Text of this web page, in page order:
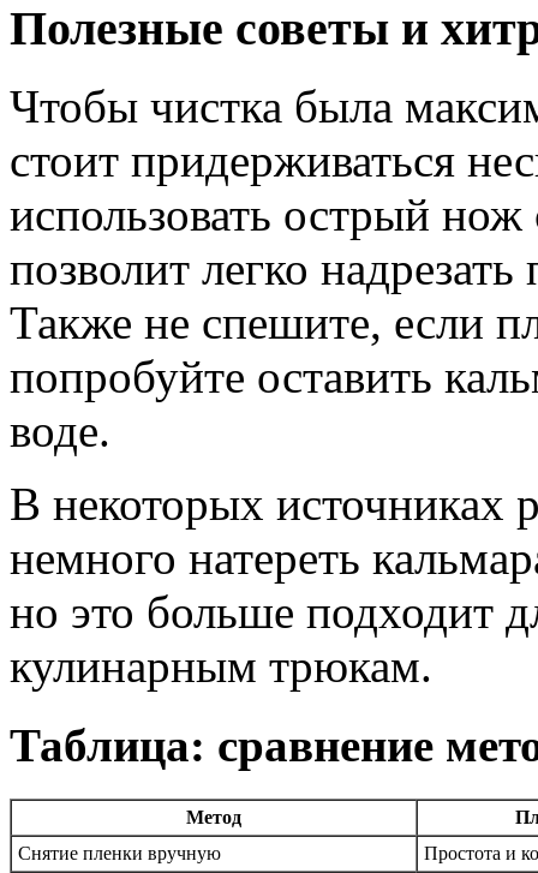
Полезные советы и
Чтобы чистка была
стоит придерживаться
использовать острый
позволит легко
Также не спешите, если
попробуйте оставить
воде.
В некоторых источниках
немного натереть
но это больше подходит
кулинарным трюкам.
Таблица: сравнение
Метод
Снятие пленки вручную
Простота и